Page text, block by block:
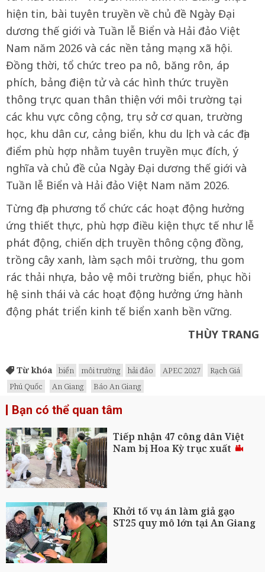
hiện tin, bài tuyên truyền về chủ đề Ngày Đại
dương thế giới và Tuần lễ Biển và Hải đảo Việt
Nam năm 2026 và các nền tảng mạng xã hội.
Đồng thời, tổ chức treo pa nô, băng rôn, áp
phích, bảng điện tử và các hình thức truyền
thông trực quan thân thiện với môi trường tại
các khu vực công cộng, trụ sở cơ quan, trường
học, khu dân cư, cảng biển, khu du lịch và các địa
điểm phù hợp nhằm tuyên truyền mục đích, ý
nghĩa và chủ đề của Ngày Đại dương thế giới và
Tuần lễ Biển và Hải đảo Việt Nam năm 2026.
Từng địa phương tổ chức các hoạt động hưởng
ứng thiết thực, phù hợp điều kiện thực tế như lễ
phát động, chiến dịch truyền thông cộng đồng,
trồng cây xanh, làm sạch môi trường, thu gom
rác thải nhựa, bảo vệ môi trường biển, phục hồi
hệ sinh thái và các hoạt động hưởng ứng hành
động phát triển kinh tế biển xanh bền vững.
THÙY TRANG
Từ khóa biển môi trường hải đảo APEC 2027
Rạch Giá
Phú Quốc
An Giang Báo An Giang
Bạn có thể quan tâm
Tiếp nhận 47 công dân Việt
Nam bị Hoa Kỳ trục xuất
Khởi tố vụ án làm giả gạo
ST25 quy mô lớn tại An Giang